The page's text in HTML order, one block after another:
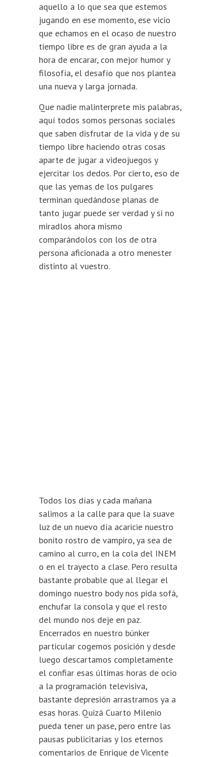
aquello a lo que sea que estemos
jugando en ese momento, ese vicio
que echamos en el ocaso de nuestro
tiempo libre es de gran ayuda a la
hora de encarar, con mejor humor y
filosofía, el desafío que nos plantea
una nueva y larga jornada.
Que nadie malinterprete mis palabras,
aquí todos somos personas sociales
que saben disfrutar de la vida y de su
tiempo libre haciendo otras cosas
aparte de jugar a videojuegos y
ejercitar los dedos. Por cierto, eso de
que las yemas de los pulgares
terminan quedándose planas de
tanto jugar puede ser verdad y si no
miradlos ahora mismo
comparándolos con los de otra
persona aficionada a otro menester
distinto al vuestro.
Todos los días y cada mañana
salimos a la calle para que la suave
luz de un nuevo día acaricie nuestro
bonito rostro de vampiro, ya sea de
camino al curro, en la cola del INEM
o en el trayecto a clase. Pero resulta
bastante probable que al llegar el
domingo nuestro body nos pida sofá,
enchufar la consola y que el resto
del mundo nos deje en paz.
Encerrados en nuestro búnker
particular cogemos posición y desde
luego descartamos completamente
el confiar esas últimas horas de ocio
a la programación televisiva,
bastante depresión arrastramos ya a
esas horas. Quizá Cuarto Milenio
pueda tener un pase, pero entre las
pausas publicitarias y los eternos
comentarios de Enrique de Vicente